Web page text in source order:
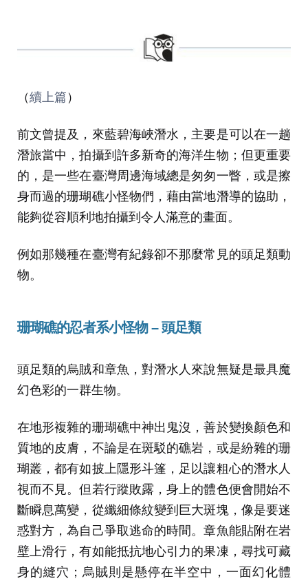
（續上篇）
前文曾提及，來藍碧海峽潛水，主要是可以在一趟
潛旅當中，拍攝到許多新奇的海洋生物；但更重要
的，是一些在臺灣周邊海域總是匆匆一瞥，或是擦
身而過的珊瑚礁小怪物們，藉由當地潛導的協助，
能夠從容順利地拍攝到令人滿意的畫面。
例如那幾種在臺灣有紀錄卻不那麼常見的頭足類動
物。
珊瑚礁的忍者系小怪物 – 頭足類
頭足類的烏賊和章魚，對潛水人來說無疑是最具魔
幻色彩的一群生物。
在地形複雜的珊瑚礁中神出鬼沒，善於變換顏色和
質地的皮膚，不論是在斑駁的礁岩，或是紛雜的珊
瑚叢，都有如披上隱形斗篷，足以讓粗心的潛水人
視而不見。但若行蹤敗露，身上的體色便會開始不
斷瞬息萬變，從纖細條紋變到巨大斑塊，像是要迷
惑對方，為自己爭取逃命的時間。章魚能貼附在岩
壁上滑行，有如能抵抗地心引力的果凍，尋找可藏
身的縫穴；烏賊則是懸停在半空中，一面幻化體